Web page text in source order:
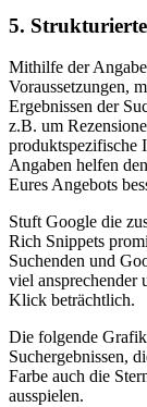
5.
Mithilfe der
Voraussetzungen,
Ergebnissen der
z.B. um
produktspezifische
Angaben helfen
Eures Angebots
Stuft Google die
Rich Snippets
Suchenden und
viel ansprechender
Klick beträchtlich.
Die folgende
Suchergebnissen,
Farbe auch die
ausspielen.